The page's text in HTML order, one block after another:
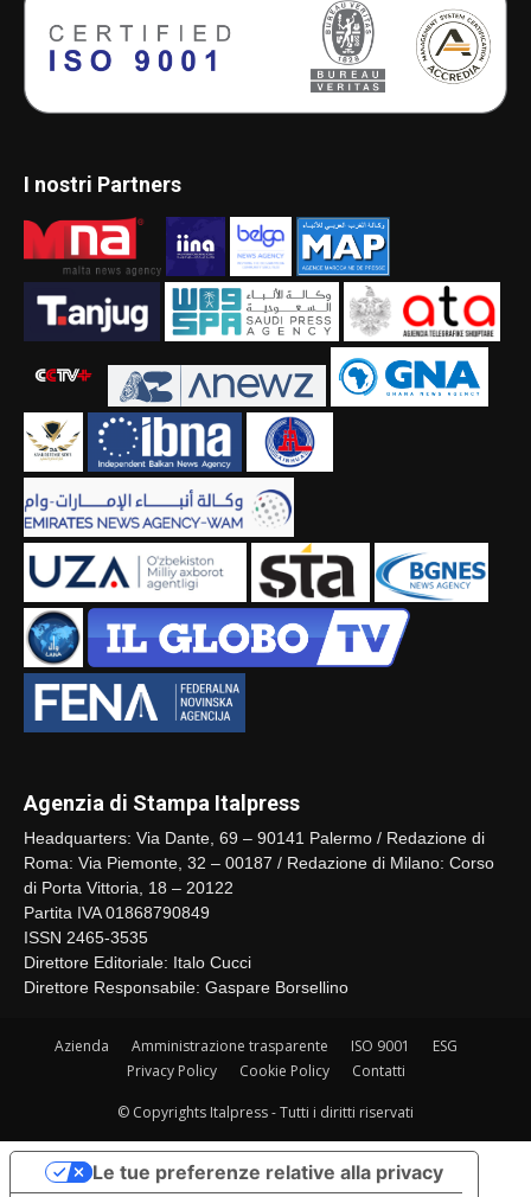
I nostri Partners
Agenzia di Stampa Italpress
Headquarters: Via Dante, 69 – 90141 Palermo / Redazione di
Roma: Via Piemonte, 32 – 00187 / Redazione di Milano: Corso
di Porta Vittoria, 18 – 20122
Partita IVA 01868790849
ISSN 2465-3535
Direttore Editoriale: Italo Cucci
Direttore Responsabile: Gaspare Borsellino
Azienda Amministrazione trasparente ISO 9001
ESG
Privacy Policy
Cookie Policy Contatti
© Copyrights Italpress - Tutti i diritti riservati
Le tue preferenze relative alla privacy